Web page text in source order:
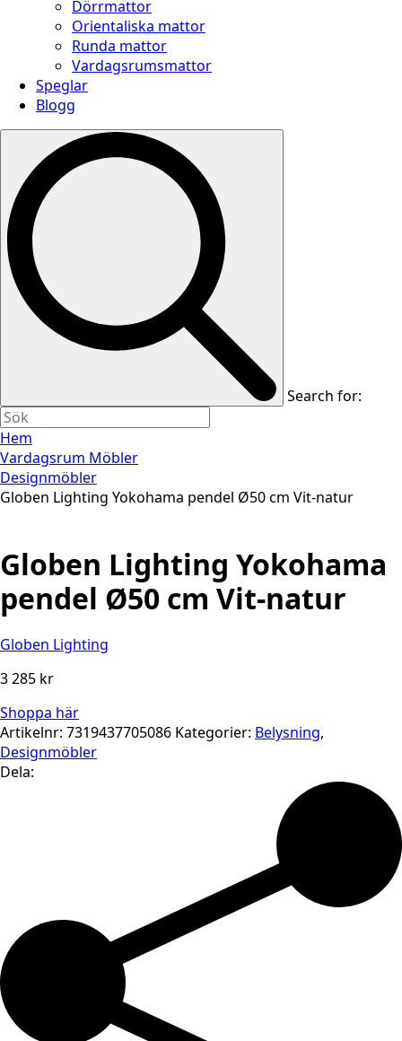
Dörrmattor
Orientaliska mattor
Runda mattor
Vardagsrumsmattor
Speglar
Blogg
Search for:
Hem
Vardagsrum Möbler
Designmöbler
Globen Lighting Yokohama pendel Ø50 cm Vit-natur
Globen Lighting Yokohama
pendel Ø50 cm Vit-natur
Globen Lighting
3 285 kr
Shoppa här
Artikelnr: 7319437705086 Kategorier: Belysning,
Designmöbler
Dela: